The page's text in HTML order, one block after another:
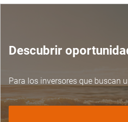
Descubrir
Para los inversores que buscan